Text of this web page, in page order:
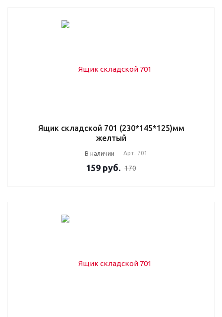
Ящик складской 701 (230*145*125)мм
желтый
В наличии Арт. 701
159 руб. 170